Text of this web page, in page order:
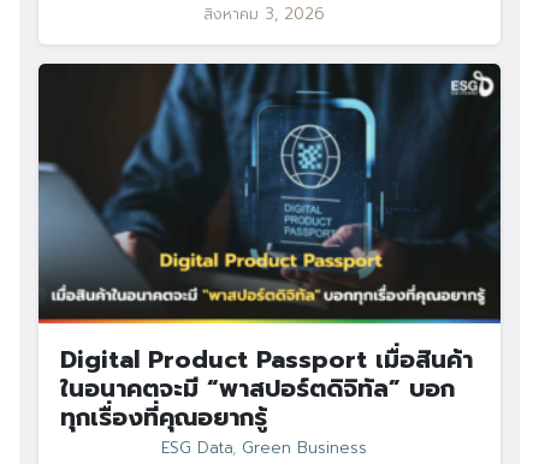
สิงหาคม 3, 2026
Digital Product Passport เมื่อสินค้า
ในอนาคตจะมี “พาสปอร์ตดิจิทัล” บอก
ทุกเรื่องที่คุณอยากรู้
ESG Data, Green Business